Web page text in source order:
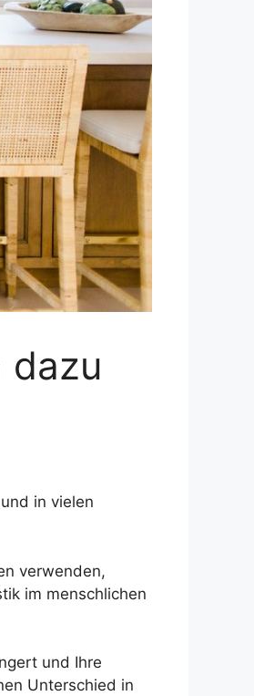
dazu
in vielen
verwenden,
im menschlichen
und Ihre
Unterschied in